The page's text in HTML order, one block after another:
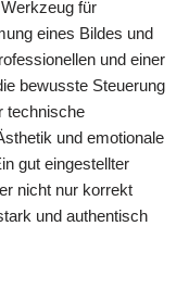
für
eines Bildes und
und einer
bewusste Steuerung
technische
und emotionale
gut eingestellter
nicht nur korrekt
und authentisch